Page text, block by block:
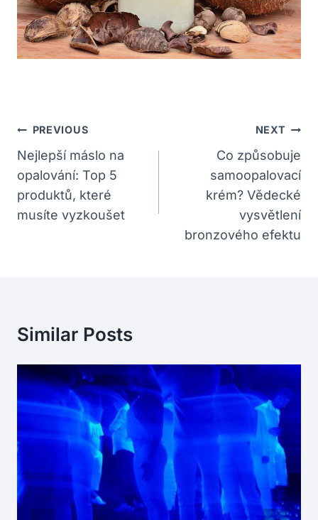
Navigace
Pro
Příspěvek
PREVIOUS
Nejlepší máslo na
opalování: Top 5
produktů, které
musíte vyzkoušet
NEXT
Co způsobuje
samoopalovací
krém? Vědecké
vysvětlení
bronzového efektu
Similar Posts